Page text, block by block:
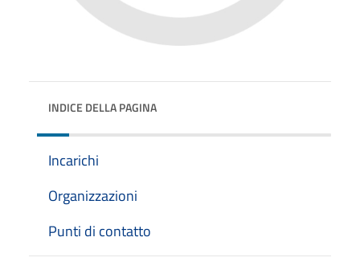
INDICE DELLA PAGINA
Incarichi
Organizzazioni
Punti di contatto